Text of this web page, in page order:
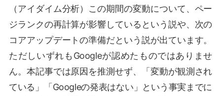
（アイダイム分析）この期間の変動について、ペー
ジランクの再計算が影響しているという説や、次の
コアアップデートの準備だという説が出ています。
ただしいずれもGoogleが認めたものではありませ
ん。本記事では原因を推測せず、「変動が観測され
ている」「Googleの発表はない」という事実までに